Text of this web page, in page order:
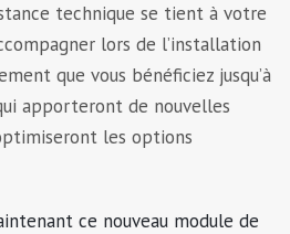
technique se tient à votre
lors de l’installation
que vous bénéficiez jusqu’à
apporteront de nouvelles
les options
ce nouveau module de